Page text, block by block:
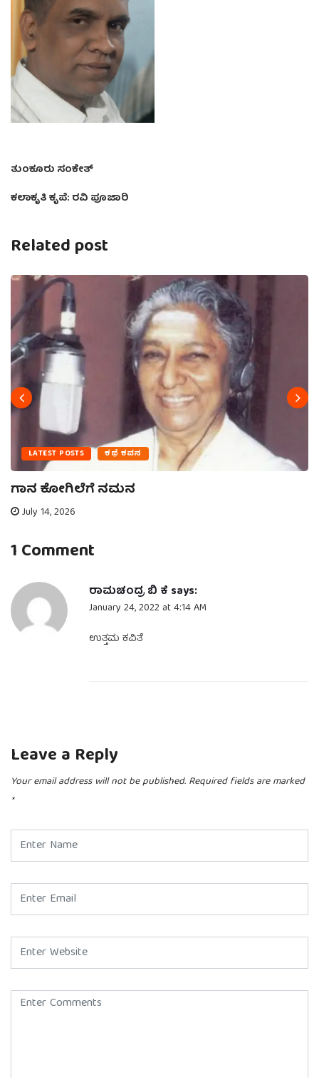
ತುಂಕೂರು ಸಂಕೇತ್
ಕಲಾಕೃತಿ ಕೃಪೆ: ರವಿ ಪೂಜಾರಿ
Related post
LATEST POSTS ಕಥೆ ಕವನ
ಗಾನ ಕೋಗಿಲೆಗೆ ನಮನ
July 14, 2026
1 Comment
ರಾಮಚಂದ್ರ ಬಿ ಕೆ says:
January 24, 2022 at 4:14 AM
ಉತ್ತಮ ಕವಿತೆ
Leave a Reply
Your email address will not be published. Required fields are marked
*